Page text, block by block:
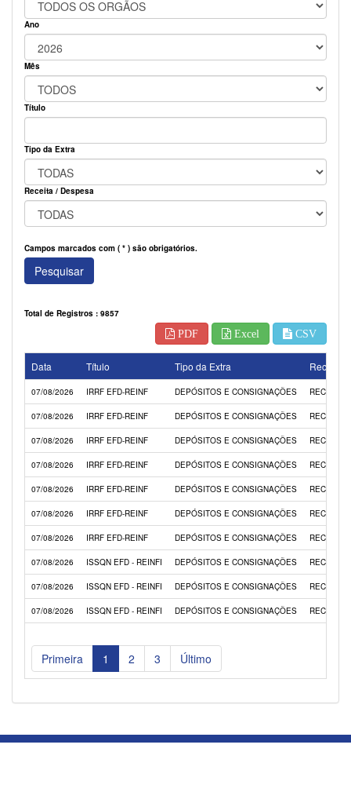
Ano
Mês
Título
Tipo da Extra
Receita / Despesa
Campos marcados com ( * ) são obrigatórios.
Pesquisar
Total de Registros : 9857
PDF
Excel CSV
Data Título Tipo da Extra Receita /
07/08/2026 IRRF EFD-REINF DEPÓSITOS E CONSIGNAÇÕES RECEITA
07/08/2026 IRRF EFD-REINF DEPÓSITOS E CONSIGNAÇÕES RECEITA
07/08/2026 IRRF EFD-REINF DEPÓSITOS E CONSIGNAÇÕES RECEITA
07/08/2026 IRRF EFD-REINF DEPÓSITOS E CONSIGNAÇÕES RECEITA
07/08/2026 IRRF EFD-REINF DEPÓSITOS E CONSIGNAÇÕES RECEITA
07/08/2026 IRRF EFD-REINF DEPÓSITOS E CONSIGNAÇÕES RECEITA
07/08/2026 IRRF EFD-REINF DEPÓSITOS E CONSIGNAÇÕES RECEITA
07/08/2026 ISSQN EFD - REINFI DEPÓSITOS E CONSIGNAÇÕES RECEITA
07/08/2026 ISSQN EFD - REINFI DEPÓSITOS E CONSIGNAÇÕES RECEITA
07/08/2026 ISSQN EFD - REINFI DEPÓSITOS E CONSIGNAÇÕES RECEITA
Primeira 1 2 3 Último